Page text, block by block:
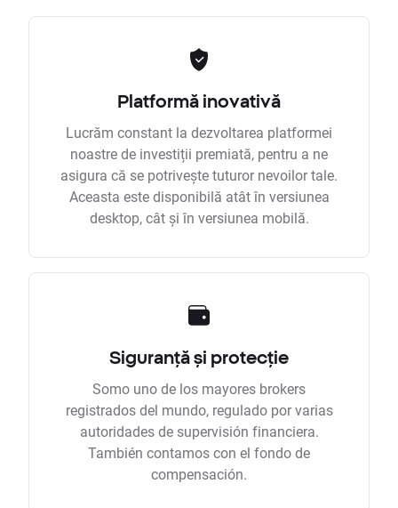
Platformă inovativă
Lucrăm constant la dezvoltarea platformei
noastre de investiții premiată, pentru a ne
asigura că se potrivește tuturor nevoilor tale.
Aceasta este disponibilă atât în versiunea
desktop, cât și în versiunea mobilă.
Siguranță și protecție
Somo uno de los mayores brokers
registrados del mundo, regulado por varias
autoridades de supervisión financiera.
También contamos con el fondo de
compensación.